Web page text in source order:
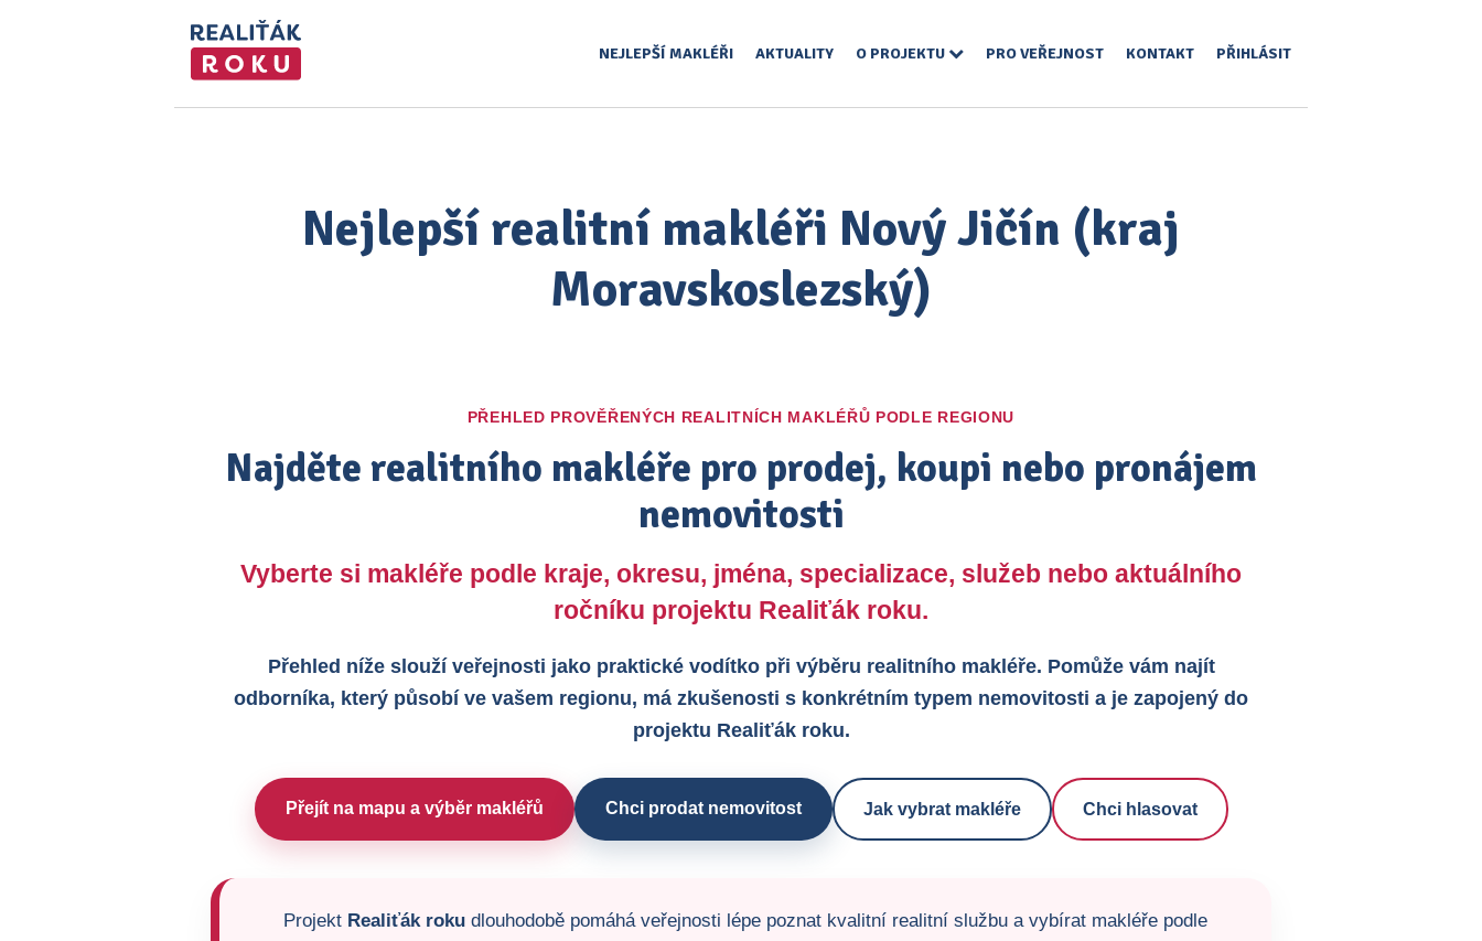
NEJLEPŠÍ MAKLÉŘI AKTUALITY O PROJEKTU PRO VEŘEJNOST KONTAKT PŘIHLÁSIT
Nejlepší realitní makléři Nový Jičín (kraj
Moravskoslezský)
PŘEHLED PROVĚŘENÝCH REALITNÍCH MAKLÉŘŮ PODLE REGIONU
Najděte realitního makléře pro prodej, koupi nebo pronájem
nemovitosti
Vyberte si makléře podle kraje, okresu, jména, specializace, služeb nebo aktuálního
ročníku projektu Realiťák roku.
Přehled níže slouží veřejnosti jako praktické vodítko při výběru realitního makléře. Pomůže vám najít
odborníka, který působí ve vašem regionu, má zkušenosti s konkrétním typem nemovitosti a je zapojený do
projektu Realiťák roku.
Přejít na mapu a výběr makléřů Chci prodat nemovitost Jak vybrat makléře Chci hlasovat
Projekt Realiťák roku dlouhodobě pomáhá veřejnosti lépe poznat kvalitní realitní službu a vybírat makléře podle